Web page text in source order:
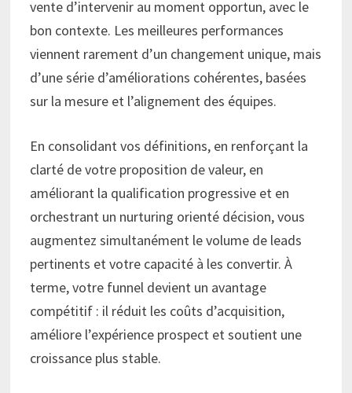
vente d’intervenir au moment opportun, avec le
bon contexte. Les meilleures performances
viennent rarement d’un changement unique, mais
d’une série d’améliorations cohérentes, basées
sur la mesure et l’alignement des équipes.
En consolidant vos définitions, en renforçant la
clarté de votre proposition de valeur, en
améliorant la qualification progressive et en
orchestrant un nurturing orienté décision, vous
augmentez simultanément le volume de leads
pertinents et votre capacité à les convertir. À
terme, votre funnel devient un avantage
compétitif : il réduit les coûts d’acquisition,
améliore l’expérience prospect et soutient une
croissance plus stable.